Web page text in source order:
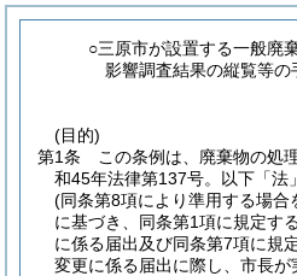
○三原市が設置する一般廃
影響調査結果の縦覧等の
(目的)
第1条
この条例は、廃棄物の処
和45年法律第137号。以下「法
(同条第8項により準用する場合
に基づき、同条第1項に規定す
に係る届出及び同条第7項に規
変更に係る届出に際し、市長